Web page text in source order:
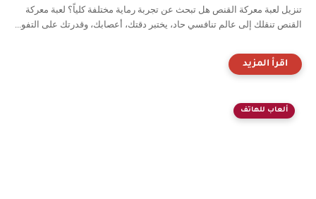
تنزيل لعبة معركة القنص هل تبحث عن تجربة رماية مختلفة كلياً؟ لعبة معركة
القنص تنقلك إلى عالم تنافسي حاد، يختبر دقتك، أعصابك، وقدرتك على التفو...
ألعاب للهاتف